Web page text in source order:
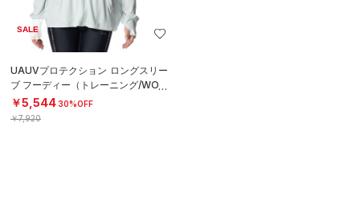
SALE
UAUVプロテクション ロングスリー
ブ フーディー（トレーニング/WOM
EN）
￥5,54430%OFF
￥7,920